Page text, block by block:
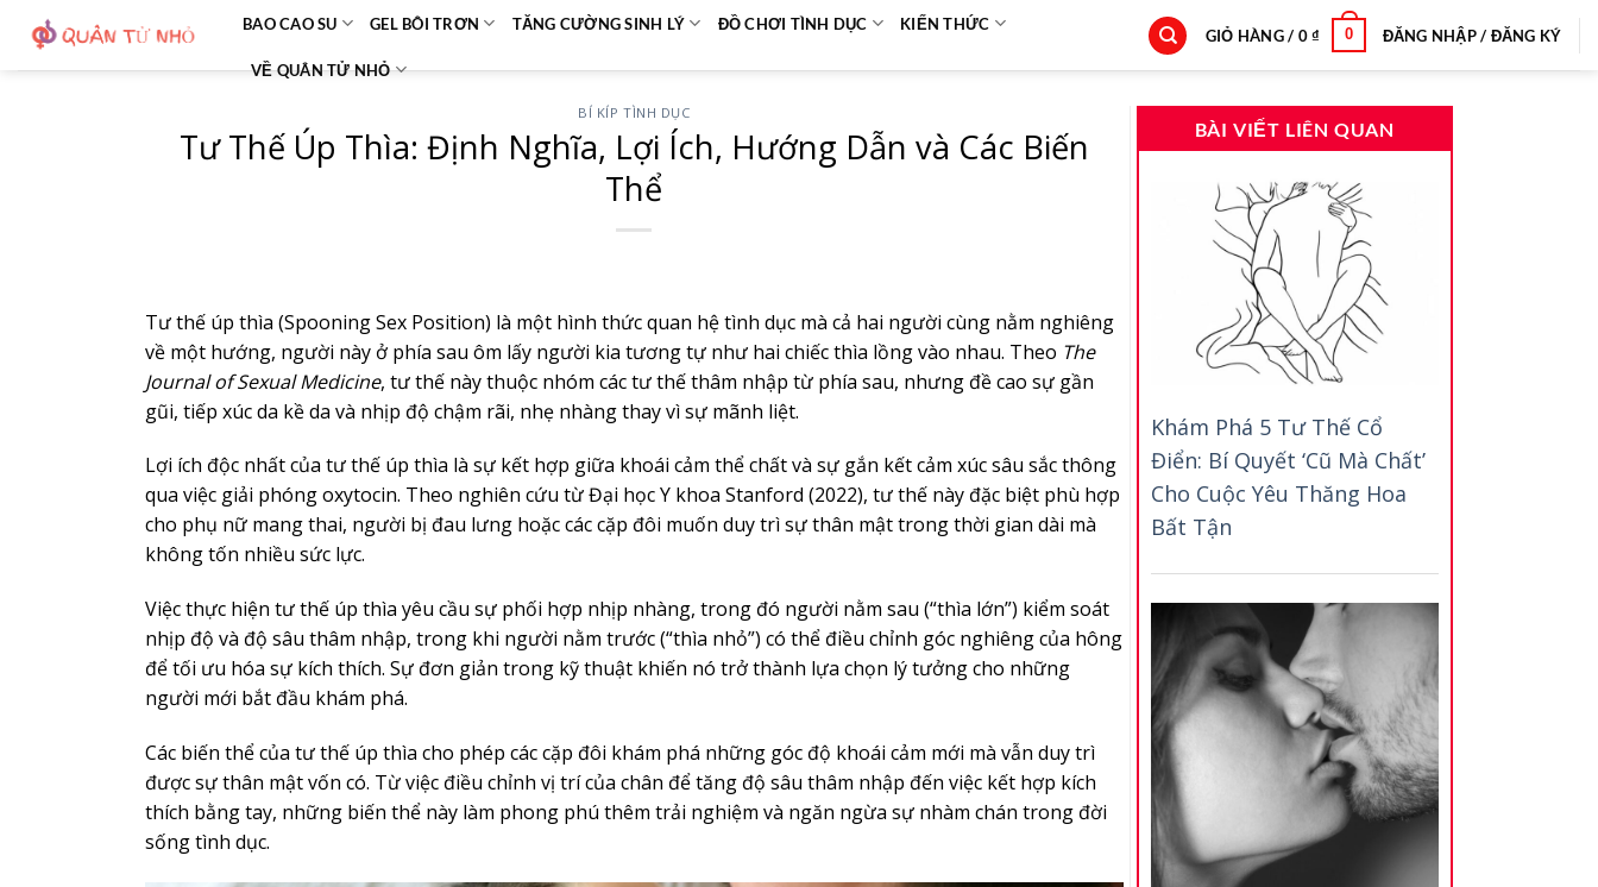
nội
BAO CAO SU GEL BÔI TRƠN TĂNG CƯỜNG SINH LÝ ĐỒ CHƠI TÌNH DỤC KIẾN THỨC
VỀ QUÂN TỬ NHỎ
GIỎ HÀNG / 0₫ 0 ĐĂNG NHẬP / ĐĂNG KÝ
BÍ KÍP TÌNH DỤC
Tư Thế Úp Thìa: Định Nghĩa, Lợi Ích, Hướng Dẫn và Các Biến
Thể
Tư thế úp thìa (Spooning Sex Position) là một hình thức quan hệ tình dục mà cả hai người cùng nằm nghiêng
về một hướng, người này ở phía sau ôm lấy người kia tương tự như hai chiếc thìa lồng vào nhau. Theo The
Journal of Sexual Medicine, tư thế này thuộc nhóm các tư thế thâm nhập từ phía sau, nhưng đề cao sự gần
gũi, tiếp xúc da kề da và nhịp độ chậm rãi, nhẹ nhàng thay vì sự mãnh liệt.
Lợi ích độc nhất của tư thế úp thìa là sự kết hợp giữa khoái cảm thể chất và sự gắn kết cảm xúc sâu sắc thông
qua việc giải phóng oxytocin. Theo nghiên cứu từ Đại học Y khoa Stanford (2022), tư thế này đặc biệt phù hợp
cho phụ nữ mang thai, người bị đau lưng hoặc các cặp đôi muốn duy trì sự thân mật trong thời gian dài mà
không tốn nhiều sức lực.
Việc thực hiện tư thế úp thìa yêu cầu sự phối hợp nhịp nhàng, trong đó người nằm sau (“thìa lớn”) kiểm soát
nhịp độ và độ sâu thâm nhập, trong khi người nằm trước (“thìa nhỏ”) có thể điều chỉnh góc nghiêng của hông
để tối ưu hóa sự kích thích. Sự đơn giản trong kỹ thuật khiến nó trở thành lựa chọn lý tưởng cho những
người mới bắt đầu khám phá.
Các biến thể của tư thế úp thìa cho phép các cặp đôi khám phá những góc độ khoái cảm mới mà vẫn duy trì
được sự thân mật vốn có. Từ việc điều chỉnh vị trí của chân để tăng độ sâu thâm nhập đến việc kết hợp kích
thích bằng tay, những biến thể này làm phong phú thêm trải nghiệm và ngăn ngừa sự nhàm chán trong đời
sống tình dục.
BÀI VIẾT LIÊN QUAN
Khám Phá 5 Tư Thế Cổ
Điển: Bí Quyết ‘Cũ Mà Chất’
Cho Cuộc Yêu Thăng Hoa
Bất Tận